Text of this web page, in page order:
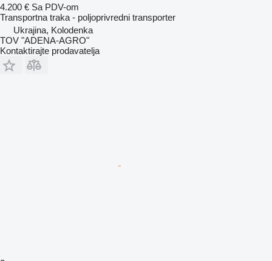
4.200 € Sa PDV-om
Transportna traka - poljoprivredni transporter
Ukrajina, Kolodenka
TOV "ADENA-AGRO"
Kontaktirajte prodavatelja